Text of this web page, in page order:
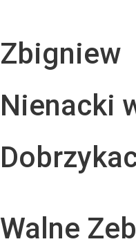
Zbigniew
Nienacki
Walne